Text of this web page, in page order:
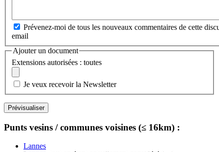
Prévenez-moi de tous les nouveaux commentaires de cette
email
Ajouter un document
Extensions autorisées : toutes
Je veux recevoir la Newsletter
Punts vesins / communes voisines (≤ 16km) :
Lannes